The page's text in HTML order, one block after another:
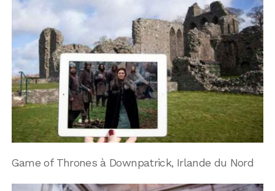
Game of Thrones à Downpatrick, Irlande du Nord